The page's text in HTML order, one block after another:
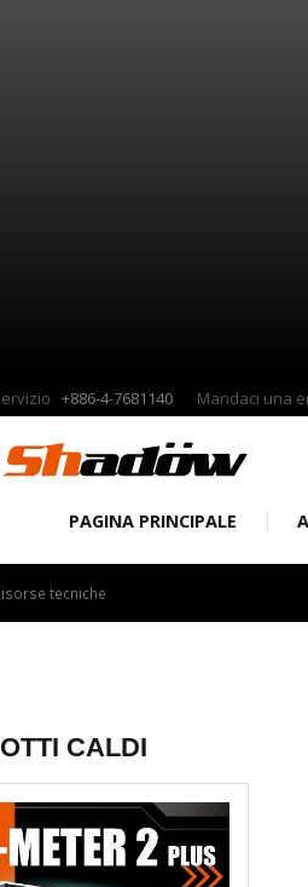
+886-4-7681140 Mandaci una
PAGINA PRINCIPALE
tecniche
CALDI